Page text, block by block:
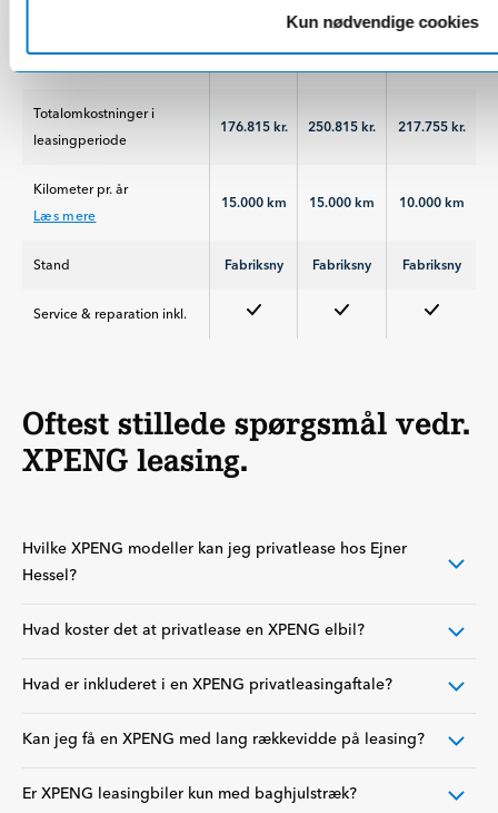
Kun nødvendige cookies
økonomi ændrer sig, så er
det muligt at træde ud af
efter 12 mdr.
36 mdr. 36 mdr. 48 mdr.
Totalomkostninger i
leasingperiode
176.815 kr. 250.815 kr. 217.755 kr.
Kilometer pr. år
Læs mere
antal kilometer ikke er nok
kørselsbehov, så er det
15.000 km 15.000 km 10.000 km
Stand Fabriksny Fabriksny Fabriksny
Service & reparation inkl.
Oftest stillede spørgsmål vedr.
XPENG leasing.
Hvilke XPENG modeller kan jeg privatlease hos Ejner
Hessel?
Hvad koster det at privatlease en XPENG elbil?
Hvad er inkluderet i en XPENG privatleasingaftale?
Kan jeg få en XPENG med lang rækkevidde på leasing?
Er XPENG leasingbiler kun med baghjulstræk?